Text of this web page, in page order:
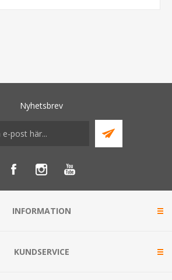
Nyhetsbrev
INFORMATION
KUNDSERVICE